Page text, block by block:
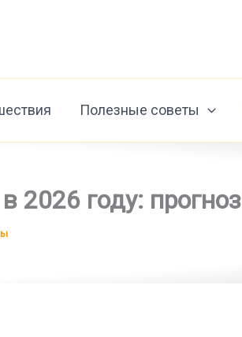
Полезные советы
2026 году: прогноз